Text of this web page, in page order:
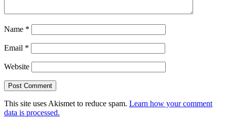
Name *
Email *
Website
This site uses Akismet to reduce spam. Learn how your comment
data is processed.